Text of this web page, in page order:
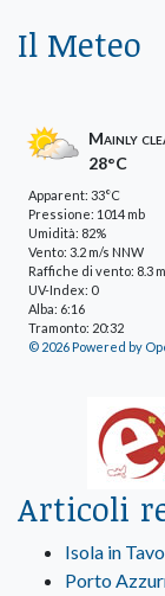
Il Meteo
Mainly
28°C
Apparent: 33°C
Pressione: 1014 mb
Umidità: 82%
Vento: 3.2 m/s NNW
Raffiche di vento: 8.3
UV-Index: 0
Alba: 6:16
Tramonto: 20:32
© 2026 Powered by
Articoli
Isola in
Porto